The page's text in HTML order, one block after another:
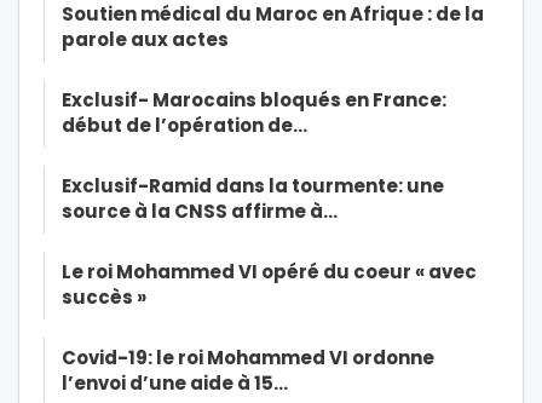
Soutien médical du Maroc en Afrique : de la
parole aux actes
Exclusif- Marocains bloqués en France:
début de l’opération de…
Exclusif-Ramid dans la tourmente: une
source à la CNSS affirme à…
Le roi Mohammed VI opéré du coeur « avec
succès »
Covid-19: le roi Mohammed VI ordonne
l’envoi d’une aide à 15…